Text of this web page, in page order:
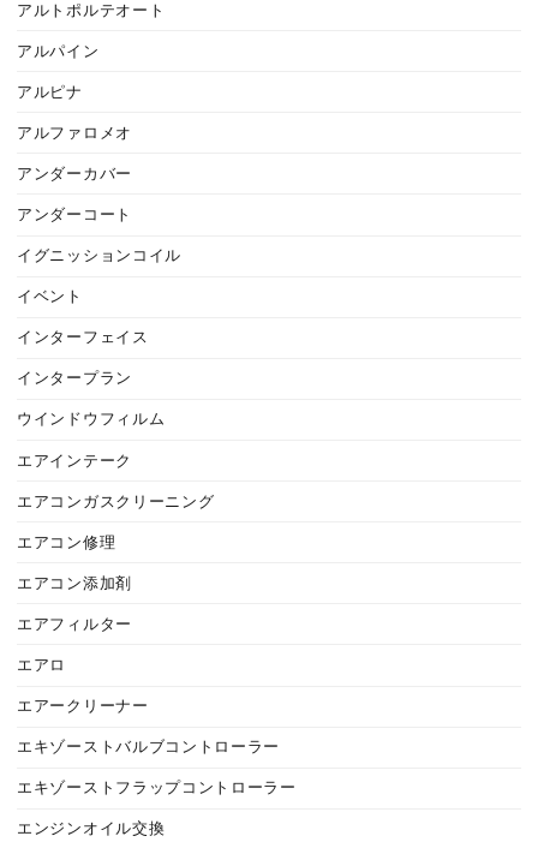
アルトポルテオート
アルパイン
アルピナ
アルファロメオ
アンダーカバー
アンダーコート
イグニッションコイル
イベント
インターフェイス
インタープラン
ウインドウフィルム
エアインテーク
エアコンガスクリーニング
エアコン修理
エアコン添加剤
エアフィルター
エアロ
エアークリーナー
エキゾーストバルブコントローラー
エキゾーストフラップコントローラー
エンジンオイル交換